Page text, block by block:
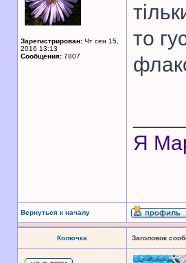
Зарегистрирован: Чт сен 15,
2016 13:13
Сообщения: 7807
то
Я
Вернуться к началу
Колючка Заголовок